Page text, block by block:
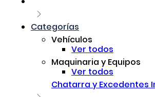
Categorías
Vehículos
Ver todos
Maquinaria y Equipos
Ver todos
Chatarra y Excedentes